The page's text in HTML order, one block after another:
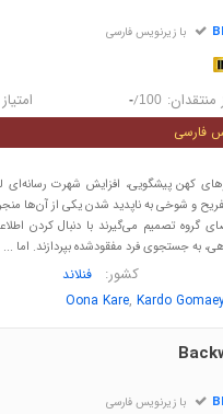
با زیرنویس فارسی
منتقدان: -/100
فارسی
کهن پیشگویی، افزایش شهرت رسانه‌ای
و شوخی به ناپدید شدن یکی از آن‌ها
گروه تصمیم می‌گیرند با دنبال کردن
به جستجوی فرد مفقودشده بپردازند. اما ...
کشور: فنلاند
Oona Kare, Kardo
با زیرنویس فارسی